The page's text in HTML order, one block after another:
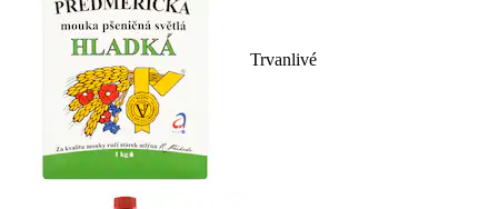
Trvanlivé